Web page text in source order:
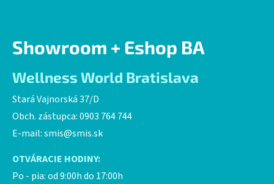
Showroom + Eshop BA
Wellness World Bratislava
Stará Vajnorská 37/D
Obch. zástupca: 0903 764 744
E-mail:smis@smis.sk
OTVÁRACIE HODINY:
Po - pia: od 9:00h do 17:00h